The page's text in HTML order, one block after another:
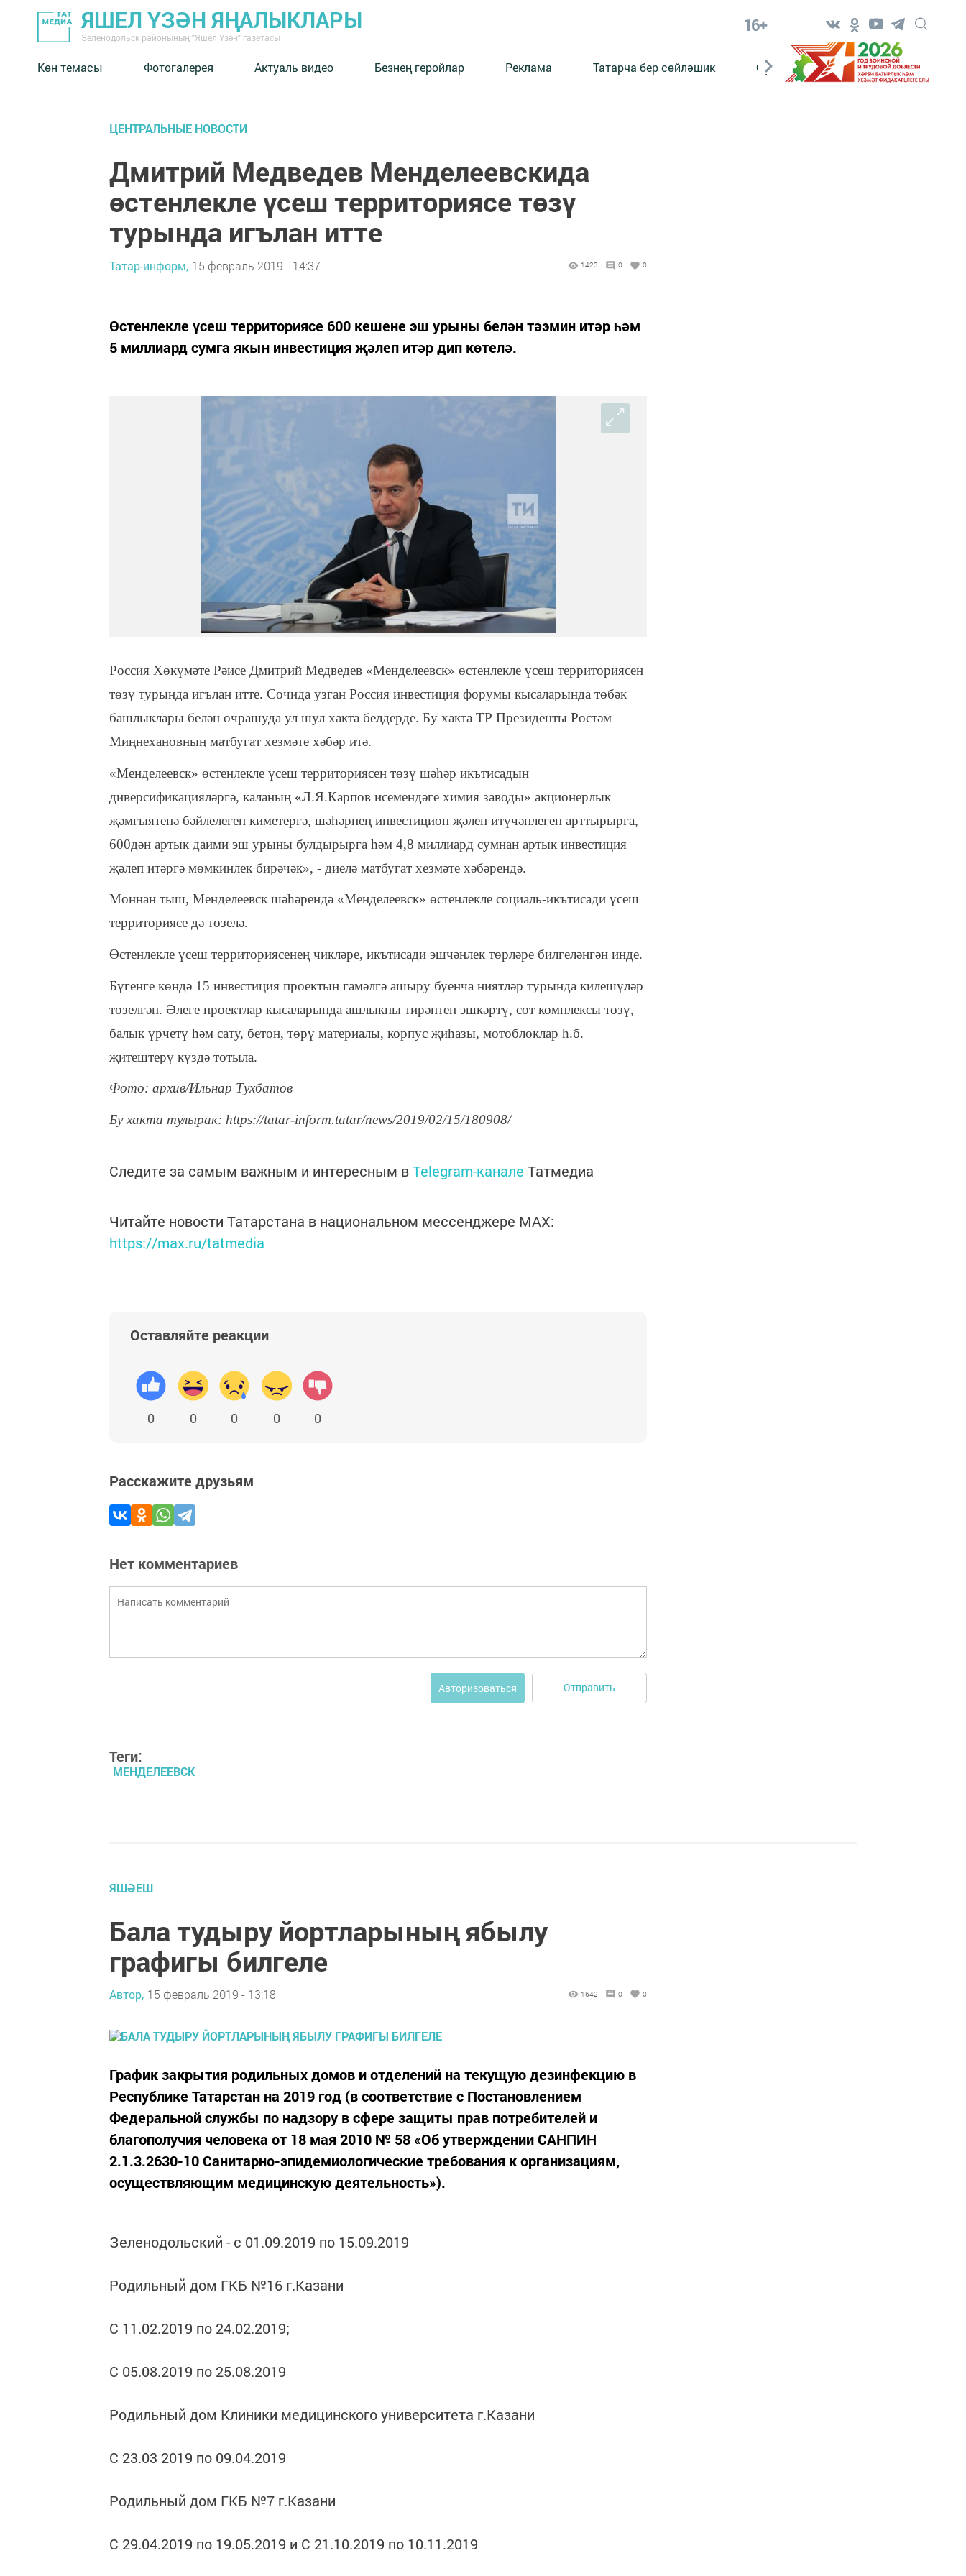
ЯШЕЛ ҮЗӘН ЯҢАЛЫКЛАРЫ
Зеленодольск районының "Яшел Үзән" газетасы
16+
Көн темасы Фотогалерея Актуаль видео Безнең геройлар Реклама Татарча бер сөйләшик Сүз тарихы Яшь хәбәрче
ЦЕНТРАЛЬНЫЕ НОВОСТИ
Дмитрий Медведев Менделеевскида
өстенлекле үсеш территориясе төзү
турында игълан итте
Татар-информ, 15 февраль 2019 - 14:37 1423 0 0
Өстенлекле үсеш территориясе 600 кешене эш урыны белән тәэмин итәр һәм
5 миллиард сумга якын инвестиция җәлеп итәр дип көтелә.
Россия Хөкүмәте Рәисе Дмитрий Медведев «Менделеевск» өстенлекле үсеш территориясен
төзү турында игълан итте. Сочида узган Россия инвестиция форумы кысаларында төбәк
башлыклары белән очрашуда ул шул хакта белдерде. Бу хакта ТР Президенты Рөстәм
Миңнехановның матбугат хезмәте хәбәр итә.
«Менделеевск» өстенлекле үсеш территориясен төзү шәһәр икътисадын
диверсификацияләргә, каланың «Л.Я.Карпов исемендәге химия заводы» акционерлык
җәмгыятенә бәйлелеген киметергә, шәһәрнең инвестицион җәлеп итүчәнлеген арттырырга,
600дән артык даими эш урыны булдырырга һәм 4,8 миллиард сумнан артык инвестиция
җәлеп итәргә мөмкинлек бирәчәк», - диелә матбугат хезмәте хәбәрендә.
Моннан тыш, Менделеевск шәһәрендә «Менделеевск» өстенлекле социаль-икътисади үсеш
территориясе дә төзелә.
Өстенлекле үсеш территориясенең чикләре, икътисади эшчәнлек төрләре билгеләнгән инде.
Бүгенге көндә 15 инвестиция проектын гамәлгә ашыру буенча ниятләр турында килешүләр
төзелгән. Әлеге проектлар кысаларында ашлыкны тирәнтен эшкәртү, сөт комплексы төзү,
балык үрчетү һәм сату, бетон, төрү материалы, корпус җиһазы, мотоблоклар һ.б.
җитештерү күздә тотыла.
Фото: архив/Ильнар Тухбатов
Бу хакта тулырак: https://tatar-inform.tatar/news/2019/02/15/180908/
Следите за самым важным и интересным вTelegram-канале Татмедиа
Читайте новости Татарстана в национальном мессенджере MАХ:
https://max.ru/tatmedia
Оставляйте реакции
0 0 0 0 0
Расскажите друзьям
Нет комментариев
Авторизоваться Отправить
Теги:
МЕНДЕЛЕЕВСК
ЯШӘЕШ
Бала тудыру йортларының ябылу
графигы билгеле
Автор, 15 февраль 2019 - 13:18 1642 0 0
График закрытия родильных домов и отделений на текущую дезинфекцию в
Республике Татарстан на 2019 год (в соответствие с Постановлением
Федеральной службы по надзору в сфере защиты прав потребителей и
благополучия человека от 18 мая 2010 № 58 «Об утверждении САНПИН
2.1.3.2630-10 Санитарно-эпидемиологические требования к организациям,
осуществляющим медицинскую деятельность»).
Зеленодольский - с 01.09.2019 по 15.09.2019
Родильный дом ГКБ №16 г.Казани
С 11.02.2019 по 24.02.2019;
С 05.08.2019 по 25.08.2019
Родильный дом Клиники медицинского университета г.Казани
С 23.03 2019 по 09.04.2019
Родильный дом ГКБ №7 г.Казани
С 29.04.2019 по 19.05.2019 и С 21.10.2019 по 10.11.2019